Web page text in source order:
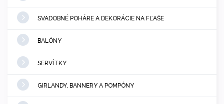
SVADOBNÉ POHÁRE A DEKORÁCIE NA FĽAŠE
BALÓNY
SERVÍTKY
GIRLANDY, BANNERY A POMPÓNY